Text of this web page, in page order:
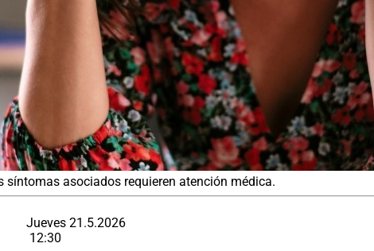
asociados requieren atención médica.
Jueves 21.5.2026
12:30